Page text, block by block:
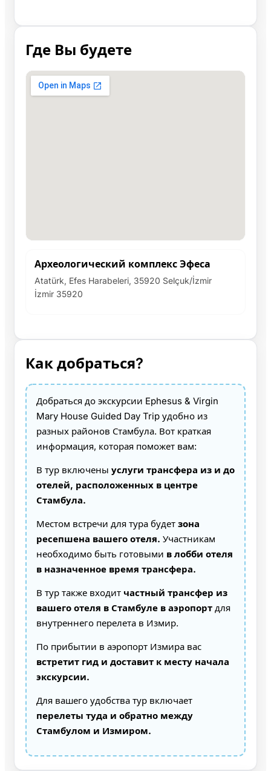
Где Вы будете
Археологический комплекс Эфеса
Atatürk, Efes Harabeleri, 35920 Selçuk/İzmir
İzmir 35920
Как добраться?
Добраться до экскурсии Ephesus & Virgin
Mary House Guided Day Trip удобно из
разных районов Стамбула. Вот краткая
информация, которая поможет вам:
В тур включены услуги трансфера из и до
отелей, расположенных в центре
Стамбула.
Местом встречи для тура будет зона
ресепшена вашего отеля. Участникам
необходимо быть готовыми в лобби отеля
в назначенное время трансфера.
В тур также входит частный трансфер из
вашего отеля в Стамбуле в аэропорт для
внутреннего перелета в Измир.
По прибытии в аэропорт Измира вас
встретит гид и доставит к месту начала
экскурсии.
Для вашего удобства тур включает
перелеты туда и обратно между
Стамбулом и Измиром.